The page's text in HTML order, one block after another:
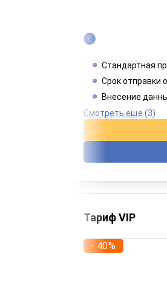
Стандартная
Срок отправки
Внесение
Смотреть еще (3)
Тариф VIP
- 40%